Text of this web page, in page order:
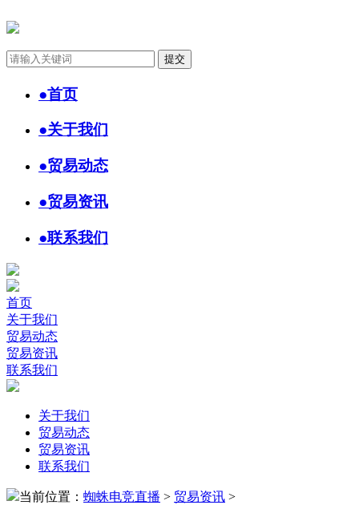
●首页
●关于我们
●贸易动态
●贸易资讯
●联系我们
首页
关于我们
贸易动态
贸易资讯
联系我们
关于我们
贸易动态
贸易资讯
联系我们
当前位置： 蜘蛛电竞直播 > 贸易资讯 >